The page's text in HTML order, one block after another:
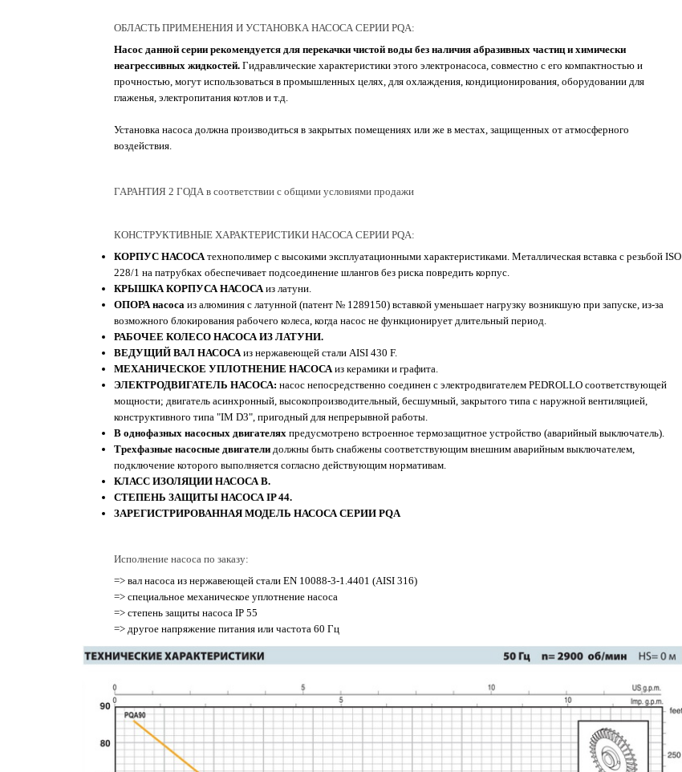
ОБЛАСТЬ ПРИМЕНЕНИЯ И УСТАНОВКА НАСОСА СЕРИИ PQA:
Насос данной серии рекомендуется для перекачки чистой воды без наличия абразивных частиц и химически
неагрессивных жидкостей. Гидравлические характеристики этого электронасоса, совместно с его компактностью и
прочностью, могут использоваться в промышленных целях, для охлаждения, кондиционирования, оборудовании для
глаженья, электропитания котлов и т.д.
Установка насоса должна производиться в закрытых помещениях или же в местах, защищенных от атмосферного
воздействия.
ГАРАНТИЯ 2 ГОДА в соответствии с общими условиями продажи
КОНСТРУКТИВНЫЕ ХАРАКТЕРИСТИКИ НАСОСА СЕРИИ PQA:
КОРПУС НАСОСАтехнополимер с высокими эксплуатационными характеристиками. Металлическая вставка с резьбой ISO
228/1 на патрубках обеспечивает подсоединение шлангов без риска повредить корпус.
КРЫШКА КОРПУСА НАСОСАиз латуни.
ОПОРА насоса из алюминия с латунной (патент № 1289150) вставкой уменьшает нагрузку возникшую при запуске, из-за
возможного блокирования рабочего колеса, когда насос не функционирует длительный период.
РАБОЧЕЕ КОЛЕСО НАСОСА ИЗ ЛАТУНИ.
ВЕДУЩИЙ ВАЛ НАСОСАиз нержавеющей стали AISI 430 F.
МЕХАНИЧЕСКОЕ УПЛОТНЕНИЕ НАСОСАиз керамики и графита.
ЭЛЕКТРОДВИГАТЕЛЬ НАСОСА: насос непосредственно соединен с электродвигателем PEDROLLO соответствующей
мощности; двигатель асинхронный, высокопроизводительный, бесшумный, закрытого типа с наружной вентиляцией,
конструктивного типа "IM D3", пригодный для непрерывной работы.
В однофазных насосных двигателях предусмотрено встроенное термозащитное устройство (аварийный выключатель).
Трехфазные насосные двигатели должны быть снабжены соответствующим внешним аварийным выключателем,
подключение которого выполняется согласно действующим нормативам.
КЛАСС ИЗОЛЯЦИИ НАСОСА В.
СТЕПЕНЬ ЗАЩИТЫ НАСОСА IP 44.
ЗАРЕГИСТРИРОВАННАЯ МОДЕЛЬ НАСОСА СЕРИИ PQA
Исполнение насоса по заказу:
=> вал насоса из нержавеющей стали EN 10088-3-1.4401 (AISI 316)
=> специальное механическое уплотнение насоса
=> степень защиты насоса IP 55
=> другое напряжение питания или частота 60 Гц